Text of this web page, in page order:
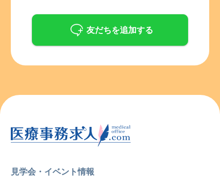
友だちを追加する
見学会・イベント情報